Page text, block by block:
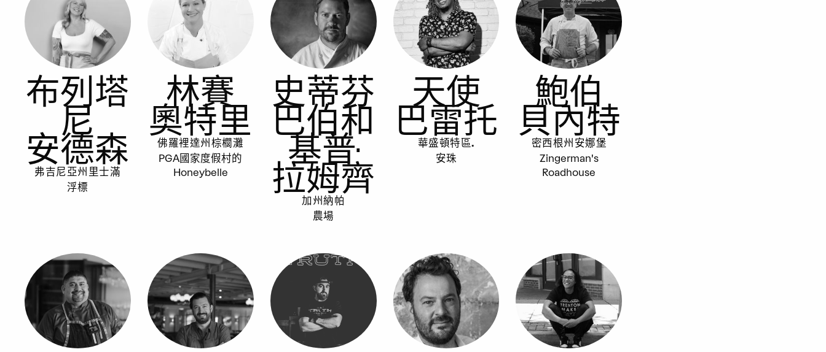
布列塔
尼
安德森
弗吉尼亞州里士滿
浮標
林賽
奧特里
佛羅裡達州棕櫚灘
PGA國家度假村的
Honeybelle
史蒂芬
巴伯和
基普·
拉姆齊
加州納帕
農場
天使
巴雷托
華盛頓特區.
安珠
鮑伯
貝內特
密西根州安娜堡
Zingerman's
Roadhouse